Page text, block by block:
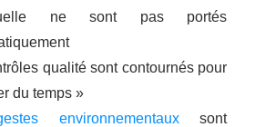
ne sont pas portés
qualité sont contournés pour
du temps »
environnementauxsont